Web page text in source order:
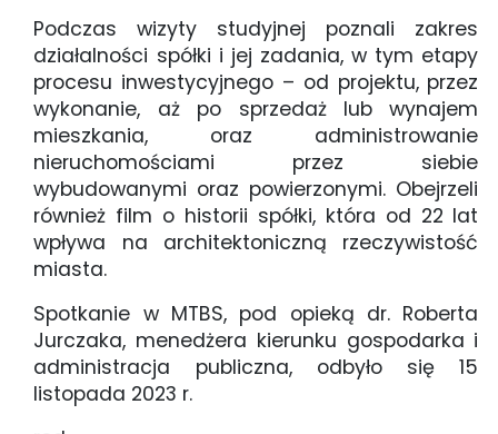
Podczas wizyty studyjnej poznali zakres
działalności spółki i jej zadania, w tym etapy
procesu inwestycyjnego – od projektu, przez
wykonanie, aż po sprzedaż lub wynajem
mieszkania, oraz administrowanie
nieruchomościami przez siebie
wybudowanymi oraz powierzonymi. Obejrzeli
również film o historii spółki, która od 22 lat
wpływa na architektoniczną rzeczywistość
miasta.
Spotkanie w MTBS, pod opieką dr. Roberta
Jurczaka, menedżera kierunku gospodarka i
administracja publiczna, odbyło się 15
listopada 2023 r.